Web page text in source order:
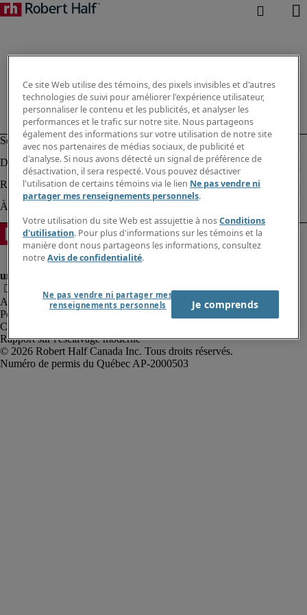
Alerte à la fraude
Politique de confidentialité
Conditions d’utilisation
Rapport sur l'esclavage moderne
Robert Half Canada Inc. Tous droits réservés.
Ce site Web utilise des témoins, des pixels invisibles et d'autres
technologies de suivi pour améliorer l'expérience utilisateur,
personnaliser le contenu et les publicités, et analyser les
performances et le trafic sur notre site. Nous partageons
également des informations sur votre utilisation de notre site
avec nos partenaires de médias sociaux, de publicité et
d'analyse. Si nous avons détecté un signal de préférence de
désactivation, il sera respecté. Vous pouvez désactiver
l'utilisation de certains témoins via le lien Ne pas vendre ni
partager mes renseignements personnels.
Votre utilisation du site Web est assujettie à nosConditions
d'utilisation. Pour plus d'informations sur les témoins et la
manière dont nous partageons les informations, consultez
notreAvis de confidentialité.
Ne pas vendre ni partager mes
renseignements personnels
Je comprends